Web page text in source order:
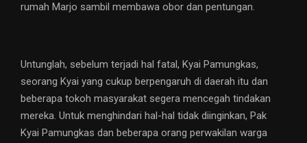
rumah Marjo sambil membawa obor dan pentungan.
Untunglah, sebelum terjadi hal fatal, Kyai Pamungkas,
seorang Kyai yang cukup berpengaruh di daerah itu dan
beberapa tokoh masyarakat segera mencegah tindakan
mereka. Untuk menghindari hal-hal tidak diinginkan, Pak
Kyai Pamungkas dan beberapa orang perwakilan warga